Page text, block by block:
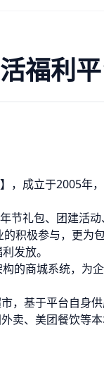
福利
，成立于2005年
节礼包、团建活
积极参与，更
发放。
的商城系统，为
，基于平台自身
卖、美团餐饮等